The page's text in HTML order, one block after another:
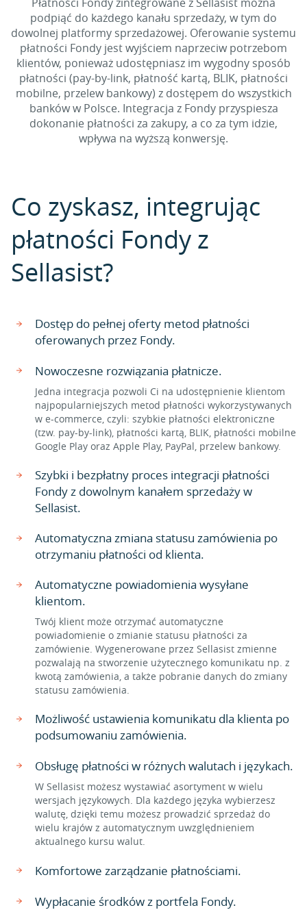
podpiąć do każdego kanału sprzedaży, w tym do
dowolnej platformy sprzedażowej. Oferowanie systemu
płatności Fondy jest wyjściem naprzeciw potrzebom
klientów, ponieważ udostępniasz im wygodny sposób
płatności (pay-by-link, płatność kartą, BLIK, płatności
mobilne, przelew bankowy) z dostępem do wszystkich
banków w Polsce. Integracja z Fondy przyspiesza
dokonanie płatności za zakupy, a co za tym idzie,
wpływa na wyższą konwersję.
Co zyskasz, integrując
płatności Fondy z
Sellasist?
Dostęp do pełnej oferty metod płatności
oferowanych przez Fondy.
Nowoczesne rozwiązania płatnicze.
Jedna integracja pozwoli Ci na udostępnienie klientom
najpopularniejszych metod płatności wykorzystywanych
w e-commerce, czyli: szybkie płatności elektroniczne
(tzw. pay-by-link), płatności kartą, BLIK, płatności mobilne
Google Play oraz Apple Play, PayPal, przelew bankowy.
Szybki i bezpłatny proces integracji płatności
Fondy z dowolnym kanałem sprzedaży w
Sellasist.
Automatyczna zmiana statusu zamówienia po
otrzymaniu płatności od klienta.
Automatyczne powiadomienia wysyłane
klientom.
Twój klient może otrzymać automatyczne
powiadomienie o zmianie statusu płatności za
zamówienie. Wygenerowane przez Sellasist zmienne
pozwalają na stworzenie użytecznego komunikatu np. z
kwotą zamówienia, a także pobranie danych do zmiany
statusu zamówienia.
Możliwość ustawienia komunikatu dla klienta po
podsumowaniu zamówienia.
Obsługę płatności w różnych walutach i językach.
W Sellasist możesz wystawiać asortyment w wielu
wersjach językowych. Dla każdego języka wybierzesz
walutę, dzięki temu możesz prowadzić sprzedaż do
wielu krajów z automatycznym uwzględnieniem
aktualnego kursu walut.
Komfortowe zarządzanie płatnościami.
Wypłacanie środków z portfela Fondy.